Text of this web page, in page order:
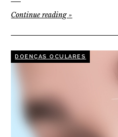
Continue reading»
DOENÇAS OCULARES